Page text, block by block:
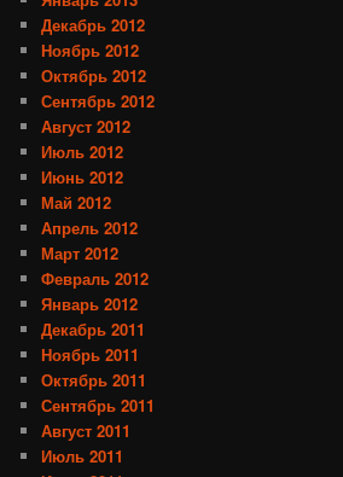
Декабрь 2012
Ноябрь 2012
Октябрь 2012
Сентябрь 2012
Август 2012
Июль 2012
Июнь 2012
Май 2012
Апрель 2012
Март 2012
Февраль 2012
Январь 2012
Декабрь 2011
Ноябрь 2011
Октябрь 2011
Сентябрь 2011
Август 2011
Июль 2011